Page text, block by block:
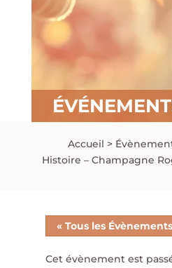
Accueil >
Histoire – Champagne
« Tous les Évènements
Cet évènement est